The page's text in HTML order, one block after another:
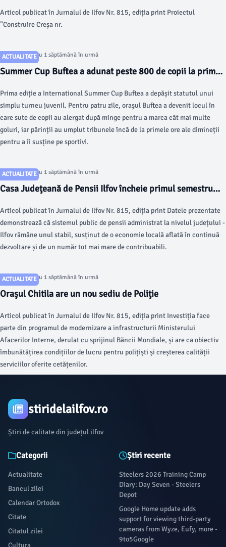
Articol publicat în Jurnalul de Ilfov Nr. 815, ediția print Proiectul
”Construire Creșa nr.
ACTUALITATE
Articol postat cu 1 săptămână în urmă
Summer Cup Buftea a adunat peste 800 de copii la prima
orașul într-o capitală a fotbalului juvenil
Prima ediție a International Summer Cup Buftea a depășit statutul unui
simplu turneu juvenil. Pentru patru zile, orașul Buftea a devenit locul în
care sute de copii au alergat după minge pentru a marca cât mai multe
goluri, iar părinții au umplut tribunele încă de la primele ore ale dimineții
pentru a îi susține pe sportivi.
ACTUALITATE
Articol postat cu 1 săptămână în urmă
Casa Judeţeană de Pensii Ilfov încheie primul semestru
Articol publicat în Jurnalul de Ilfov Nr. 815, ediția print Datele prezentate
demonstrează că sistemul public de pensii administrat la nivelul județului ­
Ilfov rămâne unul stabil, susținut de o economie locală aflată în continuă
dezvoltare și de un număr tot mai mare de contribuabili.
ACTUALITATE
Articol postat cu 1 săptămână în urmă
Oraşul Chitila are un nou sediu de Poliţie
Articol publicat în Jurnalul de Ilfov Nr. 815, ediția print Investiția face
parte din programul de modernizare a infrastructurii Ministerului
Afacerilor Interne, derulat cu sprijinul Băncii Mondiale, și are ca obiectiv
îmbunătățirea condițiilor de lucru pentru polițiști și creșterea calității
serviciilor oferite cetățenilor.
stiridelailfov.ro
Știri de calitate din județul ilfov
Categorii
Actualitate
Bancul zilei
Calendar Ortodox
Citate
Citatul zilei
Cultura
Știri recente
Steelers 2026 Training Camp
Diary: Day Seven - Steelers
Depot
Google Home update adds
support for viewing third-party
cameras from Wyze, Eufy, more -
9to5Google